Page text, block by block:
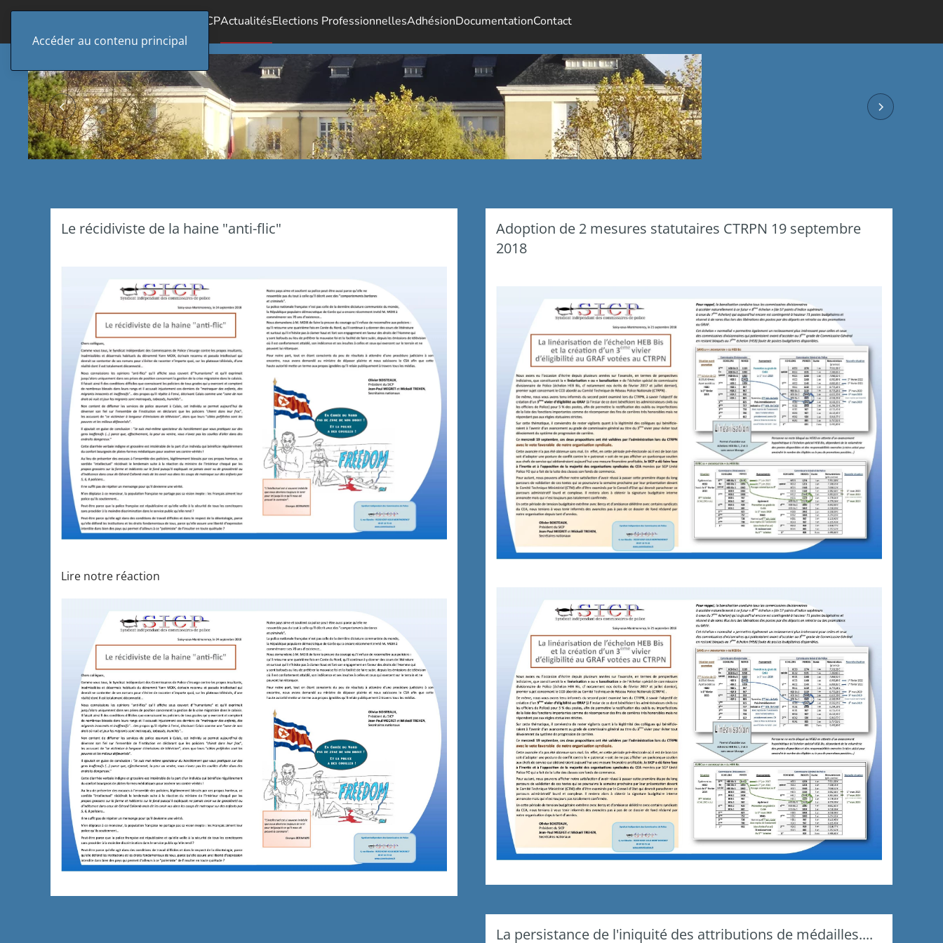
Accéder au contenu principal
Le SICPActualitésElections ProfessionnellesAdhésionDocumentationContact
Le récidiviste de la haine "anti-flic"
Lire notre réaction
Adoption de 2 mesures statutaires CTRPN 19 septembre
2018
La persistance de l'iniquité des attributions de médailles....